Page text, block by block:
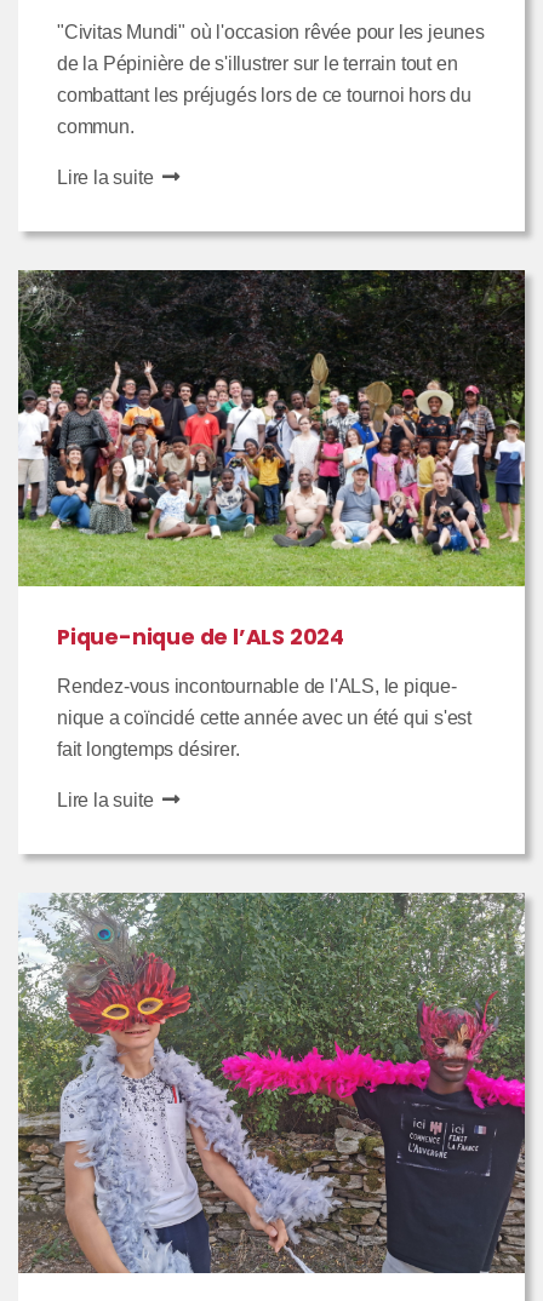
"Civitas Mundi" où l'occasion rêvée pour les jeunes
de la Pépinière de s'illustrer sur le terrain tout en
combattant les préjugés lors de ce tournoi hors du
commun.
Lire la suite
Pique-nique de l’ALS 2024
Rendez-vous incontournable de l'ALS, le pique-
nique a coïncidé cette année avec un été qui s'est
fait longtemps désirer.
Lire la suite